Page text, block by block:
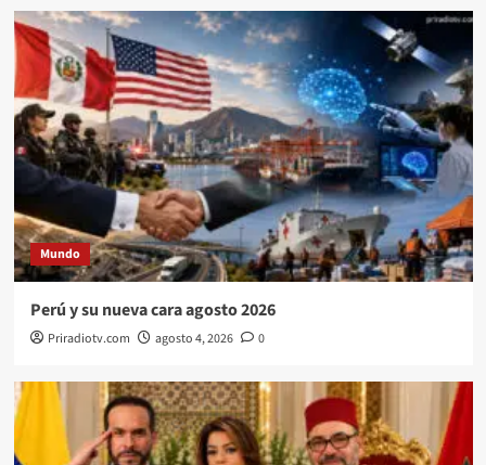
Mundo
Perú y su nueva cara agosto 2026
Priradiotv.com agosto 4, 2026 0